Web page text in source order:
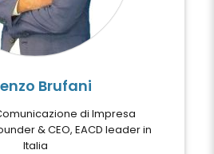
Brufani
di Impresa
& CEO, EACD leader in
Italia